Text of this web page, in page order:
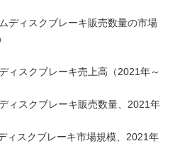
ディスクブレーキ販売数量の市場
ィスクブレーキ売上高（2021年～
ィスクブレーキ販売数量、2021年
ィスクブレーキ市場規模、2021年